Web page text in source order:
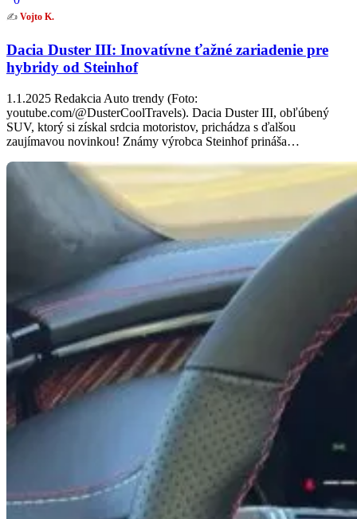
✍️ Vojto K.
Dacia Duster III: Inovatívne ťažné zariadenie pre
hybridy od Steinhof
1.1.2025 Redakcia Auto trendy (Foto:
youtube.com/@DusterCoolTravels). Dacia Duster III, obľúbený
SUV, ktorý si získal srdcia motoristov, prichádza s ďalšou
zaujímavou novinkou! Známy výrobca Steinhof prináša…